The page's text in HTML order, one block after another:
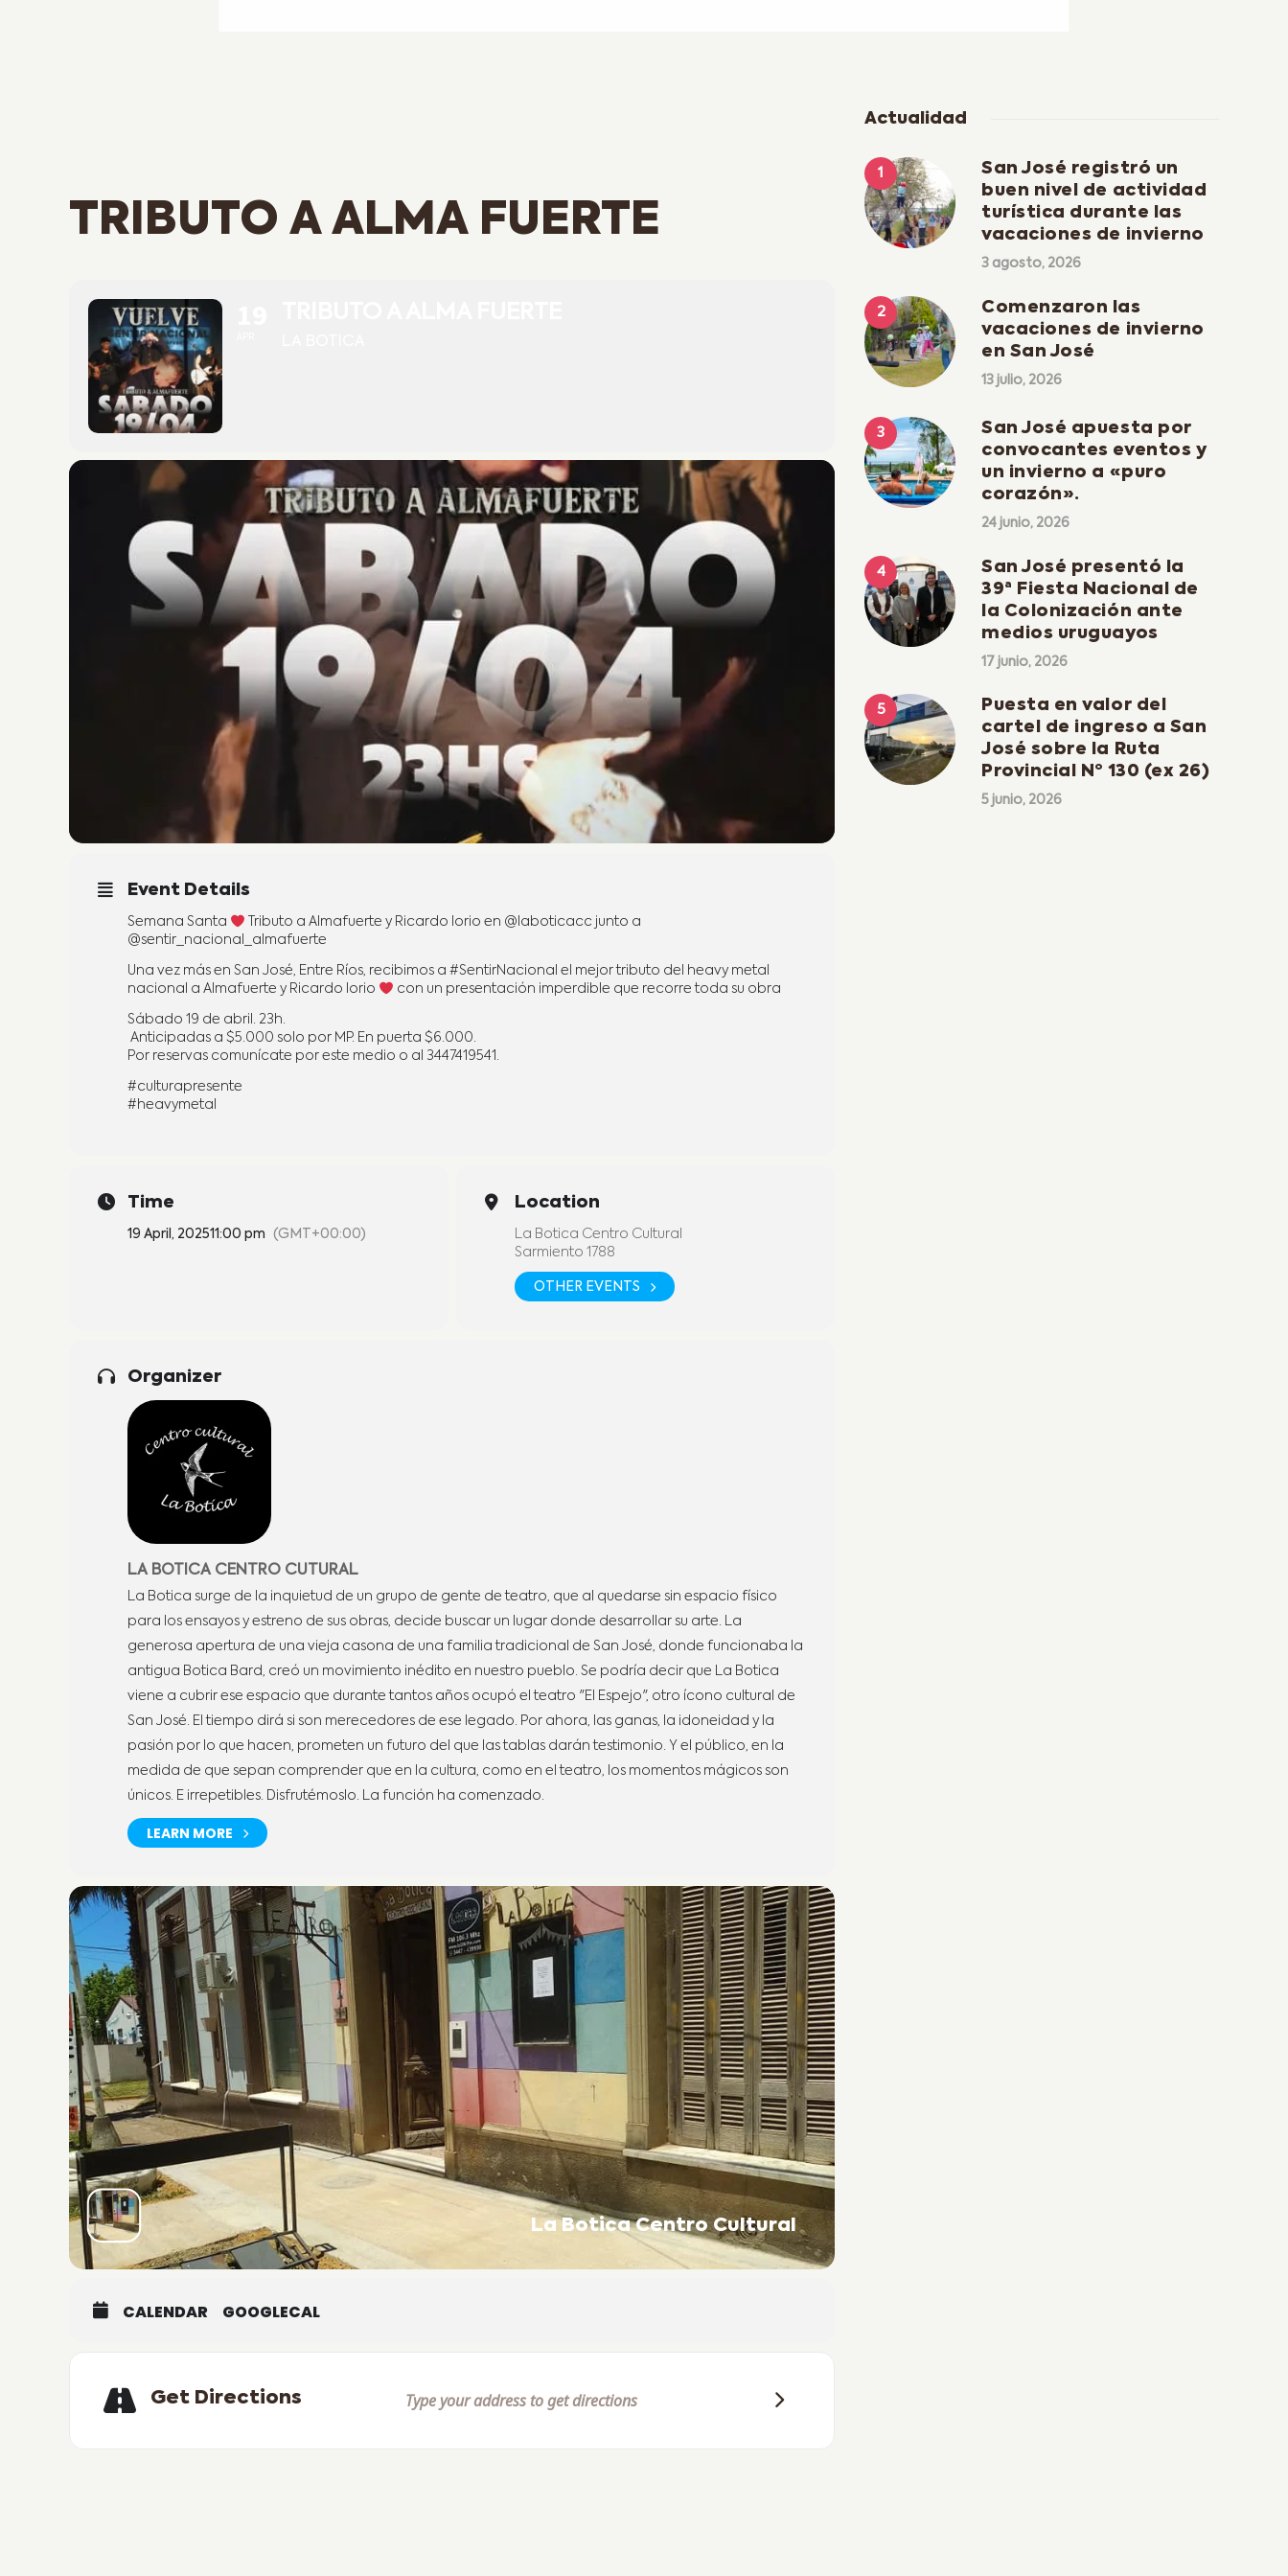
TRIBUTO A ALMA FUERTE
Event Details
Semana Santa
‍ Tributo a Almafuerte y Ricardo Iorio en @laboticacc junto a
@sentir_nacional_almafuerte
Una vez más en San José, Entre Ríos, recibimos a #SentirNacional el mejor tributo del heavy metal
nacional a Almafuerte y Ricardo Iorio
‍ con un presentación imperdible que recorre toda su obra
Sábado 19 de abril. 23h.
️ Anticipadas a $5.000 solo por MP. En puerta $6.000.
Por reservas comunícate por este medio o al 3447419541.
#culturapresente
#heavymetal
Time
19 April, 202511:00 pm (GMT+00:00)
Location
La Botica Centro Cultural
Sarmiento 1788
OTHER EVENTS
Organizer
LA BOTICA CENTRO CUTURAL
La Botica surge de la inquietud de un grupo de gente de teatro, que al quedarse sin espacio físico
para los ensayos y estreno de sus obras, decide buscar un lugar donde desarrollar su arte. La
generosa apertura de una vieja casona de una familia tradicional de San José, donde funcionaba la
antigua Botica Bard, creó un movimiento inédito en nuestro pueblo. Se podría decir que La Botica
viene a cubrir ese espacio que durante tantos años ocupó el teatro "El Espejo", otro ícono cultural de
San José. El tiempo dirá si son merecedores de ese legado. Por ahora, las ganas, la idoneidad y la
pasión por lo que hacen, prometen un futuro del que las tablas darán testimonio. Y el público, en la
medida de que sepan comprender que en la cultura, como en el teatro, los momentos mágicos son
únicos. E irrepetibles. Disfrutémoslo. La función ha comenzado.
LEARN MORE
La Botica Centro Cultural
CALENDAR GOOGLECAL
Get Directions
Actualidad
San José registró un
buen nivel de actividad
turística durante las
vacaciones de invierno
3 agosto, 2026
Comenzaron las
vacaciones de invierno
en San José
13 julio, 2026
San José apuesta por
convocantes eventos y
un invierno a «puro
corazón».
24 junio, 2026
San José presentó la
39ª Fiesta Nacional de
la Colonización ante
medios uruguayos
17 junio, 2026
Puesta en valor del
cartel de ingreso a San
José sobre la Ruta
Provincial Nº 130 (ex 26)
5 junio, 2026